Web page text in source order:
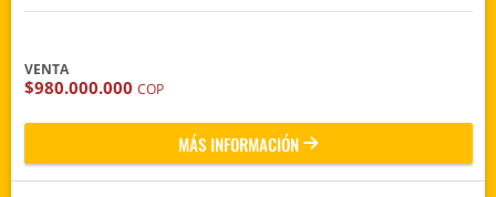
VENTA
$980.000.000 COP
MÁS INFORMACIÓN